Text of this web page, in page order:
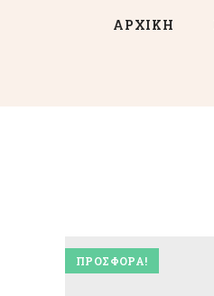
ΑΡΧΙΚΗ
ΠΡΟΣΦΟΡΆ!